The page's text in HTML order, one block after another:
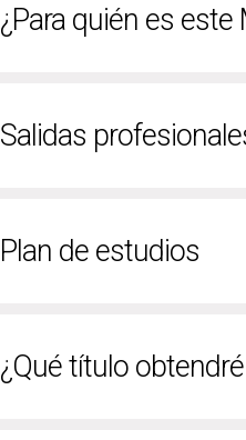
¿Para quién es este
Salidas
Plan de estudios
¿Qué título